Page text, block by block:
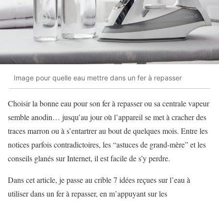
Image pour quelle eau mettre dans un fer à repasser
Choisir la bonne eau pour son fer à repasser ou sa centrale vapeur
semble anodin… jusqu’au jour où l’appareil se met à cracher des
traces marron ou à s’entartrer au bout de quelques mois. Entre les
notices parfois contradictoires, les “astuces de grand-mère” et les
conseils glanés sur Internet, il est facile de s’y perdre.
Dans cet article, je passe au crible 7 idées reçues sur l’eau à
utiliser dans un fer à repasser, en m’appuyant sur les